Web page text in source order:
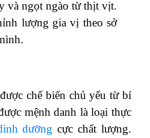
và ngọt ngào từ thịt vịt.
lượng gia vị theo sở
chế biến chủ yếu từ bí
mệnh danh là loại thực
dưỡng cực chất lượng.